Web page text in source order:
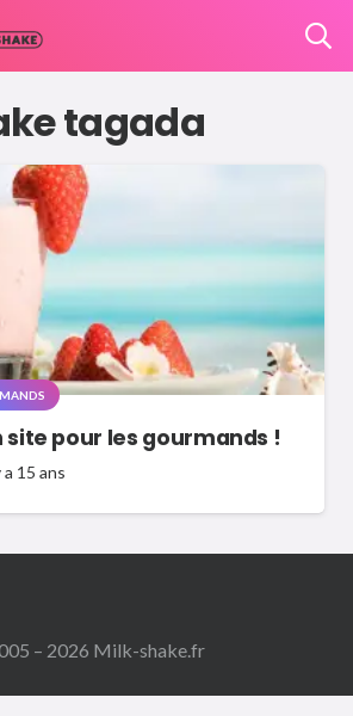
tagada
site pour les gourmands !
a 15 ans
– 2026 Milk-shake.fr